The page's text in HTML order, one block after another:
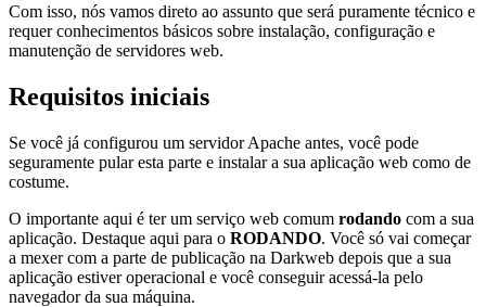
Com isso, nós vamos direto ao assunto que será puramente técnico e
requer conhecimentos básicos sobre instalação, configuração e
manutenção de servidores web.
Requisitos iniciais
Se você já configurou um servidor Apache antes, você pode
seguramente pular esta parte e instalar a sua aplicação web como de
costume.
O importante aqui é ter um serviço web comum rodando com a sua
aplicação. Destaque aqui para o RODANDO. Você só vai começar
a mexer com a parte de publicação na Darkweb depois que a sua
aplicação estiver operacional e você conseguir acessá-la pelo
navegador da sua máquina.